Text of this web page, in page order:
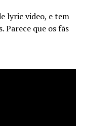
lyric video, e tem
Parece que os fãs